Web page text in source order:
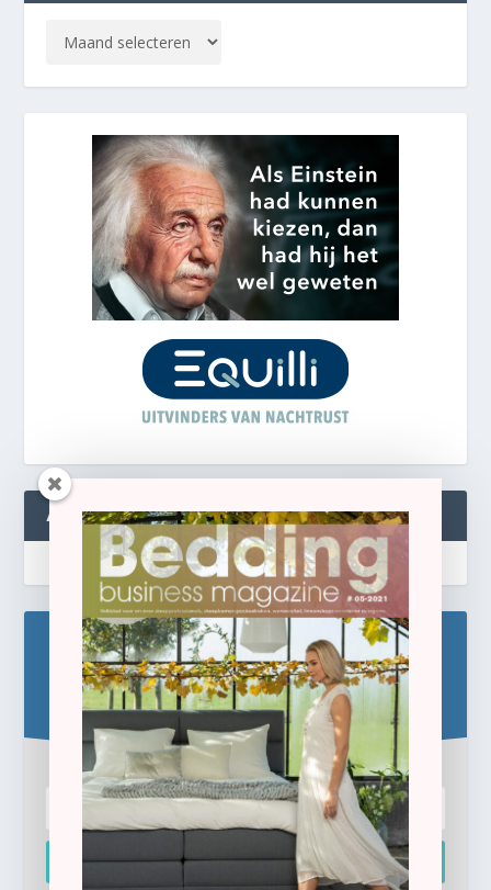
ABONNEREN
Blijf op de hoogte!
Schrijf u hier in voor de gratis e-newsletter.
Inschrijven